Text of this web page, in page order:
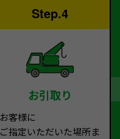
Step.4
お引取り
お客様に
ご指定いただいた場所ま